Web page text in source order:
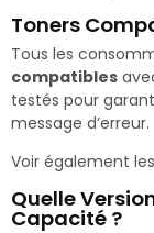
Toners
Tous les
compatibles
testés pour
message d’erreur.
Voir également
Quelle
Capacité ?